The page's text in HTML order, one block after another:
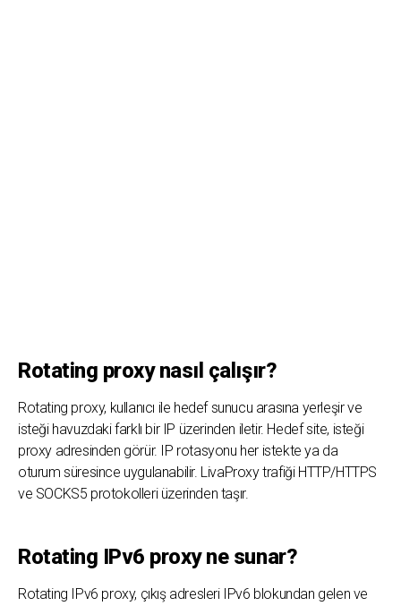
Rotating proxy nasıl çalışır?
Rotating proxy, kullanıcı ile hedef sunucu arasına yerleşir ve
isteği havuzdaki farklı bir IP üzerinden iletir. Hedef site, isteği
proxy adresinden görür. IP rotasyonu her istekte ya da
oturum süresince uygulanabilir. LivaProxy trafiği HTTP/HTTPS
ve SOCKS5 protokolleri üzerinden taşır.
Rotating IPv6 proxy ne sunar?
Rotating IPv6 proxy, çıkış adresleri IPv6 blokundan gelen ve